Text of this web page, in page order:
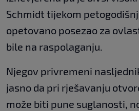
Schmidt tijekom
opetovano posezao za
bile na raspolaganju.
Njegov privremeni
jasno da pri rješavanju
može biti pune suglanosti,